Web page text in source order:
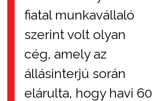
fiatal munkavállaló
szerint volt olyan
cég, amely az
állásinterjú során
elárulta, hogy havi 60